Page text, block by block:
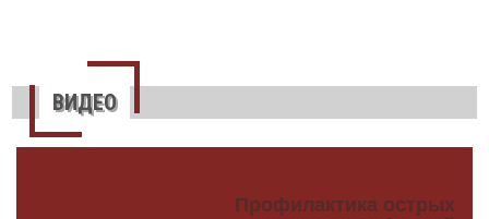
ВИДЕО
Профилактика острых